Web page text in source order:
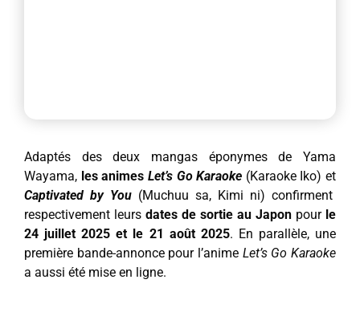
Adaptés des deux mangas éponymes de Yama
Wayama, les animes Let’s Go Karaoke (Karaoke Iko) et
Captivated by You (Muchuu sa, Kimi ni) confirment
respectivement leurs dates de sortie au Japon pour le
24 juillet 2025 et le 21 août 2025. En parallèle, une
première bande-annonce pour l’anime Let’s Go Karaoke
a aussi été mise en ligne.